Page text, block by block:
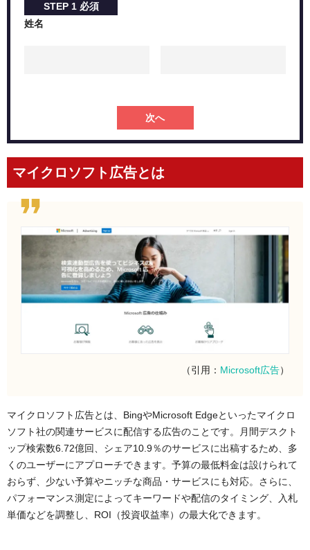
マイクロソフト広告の始め方
STEP 1 必須
姓名
次へ
マイクロソフト広告とは
（引用： Microsoft広告）
マイクロソフト広告とは、BingやMicrosoft Edgeといったマイクロ
ソフト社の関連サービスに配信する広告のことです。月間デスクト
ップ検索数6.72億回、シェア10.9％のサービスに出稿するため、多
くのユーザーにアプローチできます。予算の最低料金は設けられて
おらず、少ない予算やニッチな商品・サービスにも対応。さらに、
パフォーマンス測定によってキーワードや配信のタイミング、入札
単価などを調整し、ROI（投資収益率）の最大化できます。